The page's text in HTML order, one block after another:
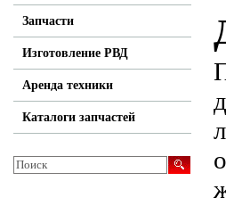
Запчасти
Изготовление РВД
Аренда техники
Каталоги запчастей